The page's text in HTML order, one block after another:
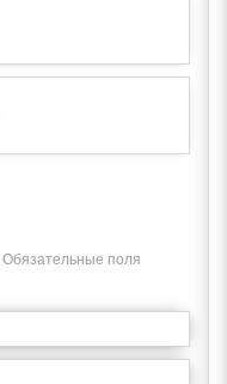
Обязательные поля